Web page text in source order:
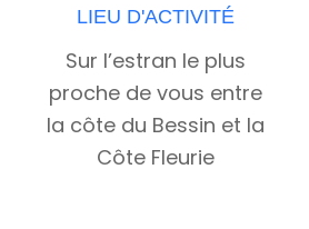
LIEU D'ACTIVITÉ
Sur l’estran le plus
proche de vous entre
la côte du Bessin et la
Côte Fleurie